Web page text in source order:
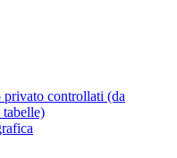
controllati (da